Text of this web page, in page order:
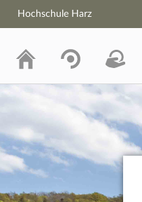
Hochschule Harz
Hochschule Harz